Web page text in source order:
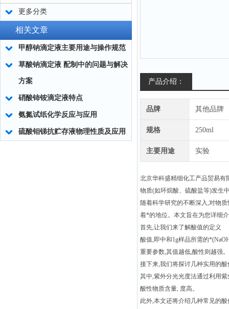
更多分类
相关文章
甲醇钠滴定液主要用途与操作规范
草酸钠滴定液 配制中的问题与解决
方案
硝酸铈铵滴定液特点
氨氮试纸化学反应与应用
硫酸钼锑抗贮存液物理性质及应用
产品介绍：
品牌 其他品牌
规格 250ml
主要用途 实验
北京华科盛精细化工产品贸易有
物质(如环烷酸、硫酸盐等)发生
随着科学研究的不断深入,对物
着*的地位。本文旨在为您详细
首先,让我们来了解酸值的定义
酸值,即中和1g样品所需的
重要参数,其值越低,酸性则越强。
接下来,我们将探讨几种实用的
其中,紫外分光光度法通过利用
酸性物质含量, 度高。
此外,本文还将介绍几种常见的